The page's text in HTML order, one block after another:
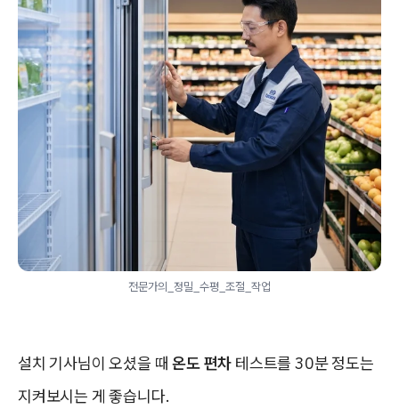
전문가의_정밀_수평_조절_작업
설치 기사님이 오셨을 때온도 편차 테스트를 30분 정도는
지켜보시는 게 좋습니다.